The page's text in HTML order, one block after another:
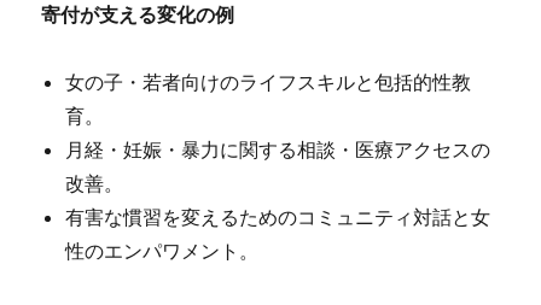
寄付が支える変化の例
女の子・若者向けのライフスキルと包括的性教
育。
月経・妊娠・暴力に関する相談・医療アクセスの
改善。
有害な慣習を変えるためのコミュニティ対話と女
性のエンパワメント。